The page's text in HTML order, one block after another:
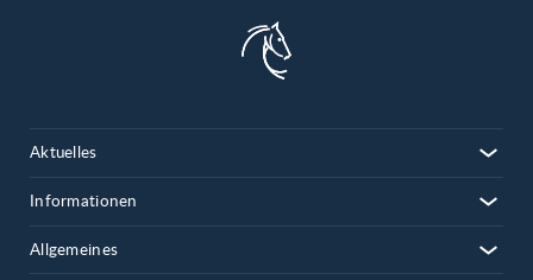
07
08
10
13
14
Aktuelles
Informationen
Allgemeines